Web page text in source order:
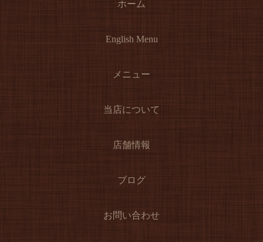
ホーム
English Menu
メニュー
当店について
店舗情報
ブログ
お問い合わせ